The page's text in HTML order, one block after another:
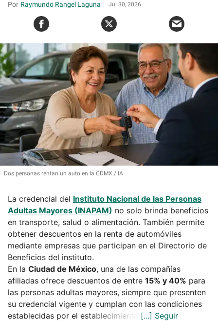
Raymundo Rangel Laguna Jul 30, 2026
Dos personas rentan un auto en la CDMX IA
La credencial del Instituto Nacional de las Personas
Adultas Mayores (INAPAM) no solo brinda beneficios
en transporte, salud o alimentación. También permite
obtener descuentos en la renta de automóviles
mediante empresas que participan en el Directorio de
Beneficios del instituto.
En la Ciudad de México, una de las compañías
afiliadas ofrece descuentos de entre 15% y 40% para
las personas adultas mayores, siempre que presenten
su credencial vigente y cumplan con las condiciones
establecidas por el establecimiento.